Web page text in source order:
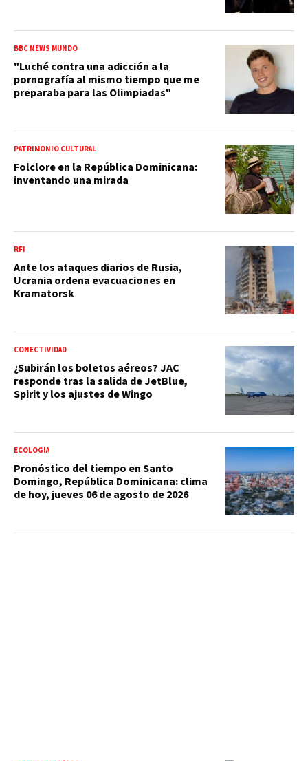
BBC NEWS MUNDO
"Luché contra una adicción a la
pornografía al mismo tiempo que me
preparaba para las Olimpiadas"
PATRIMONIO CULTURAL
Folclore en la República Dominicana:
inventando una mirada
RFI
Ante los ataques diarios de Rusia,
Ucrania ordena evacuaciones en
Kramatorsk
CONECTIVIDAD
¿Subirán los boletos aéreos? JAC
responde tras la salida de JetBlue,
Spirit y los ajustes de Wingo
ECOLOGÍA
Pronóstico del tiempo en Santo
Domingo, República Dominicana: clima
de hoy, jueves 06 de agosto de 2026